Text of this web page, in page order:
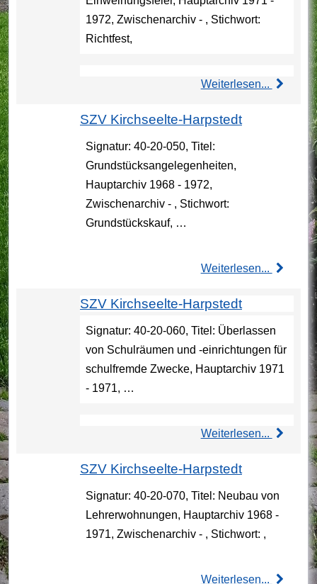
1972, Zwischenarchiv - , Stichwort:
Richtfest,
Weiterlesen...
SZV Kirchseelte-Harpstedt
Signatur: 40-20-050, Titel:
Grundstücksangelegenheiten,
Hauptarchiv 1968 - 1972,
Zwischenarchiv - , Stichwort:
Grundstückskauf, …
Weiterlesen...
SZV Kirchseelte-Harpstedt
Signatur: 40-20-060, Titel: Überlassen
von Schulräumen und -einrichtungen für
schulfremde Zwecke, Hauptarchiv 1971
- 1971, …
Weiterlesen...
SZV Kirchseelte-Harpstedt
Signatur: 40-20-070, Titel: Neubau von
Lehrerwohnungen, Hauptarchiv 1968 -
1971, Zwischenarchiv - , Stichwort: ,
Weiterlesen...